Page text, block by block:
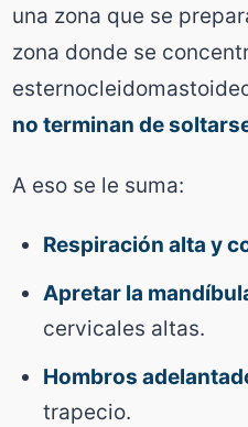
una zona que se
zona donde se
no terminan de
A eso se le suma:
Respiración alta y
Apretar la
cervicales altas.
Hombros
trapecio.